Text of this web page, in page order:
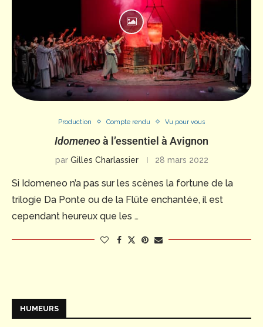
Production Compte rendu Vu pour vous
Idomeneoà l’essentiel à Avignon
par Gilles Charlassier 28 mars 2022
Si Idomeneo n’a pas sur les scènes la fortune de la
trilogie Da Ponte ou de la Flûte enchantée, il est
cependant heureux que les …
HUMEURS